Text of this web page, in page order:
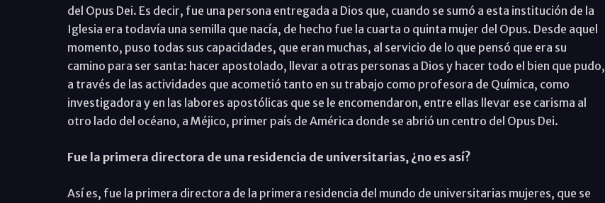
del Opus Dei. Es decir, fue una persona entregada a Dios que, cuando se sumó a esta institución de la
Iglesia era todavía una semilla que nacía, de hecho fue la cuarta o quinta mujer del Opus. Desde aquel
momento, puso todas sus capacidades, que eran muchas, al servicio de lo que pensó que era su
camino para ser santa: hacer apostolado, llevar a otras personas a Dios y hacer todo el bien que pudo,
a través de las actividades que acometió tanto en su trabajo como profesora de Química, como
investigadora y en las labores apostólicas que se le encomendaron, entre ellas llevar ese carisma al
otro lado del océano, a Méjico, primer país de América donde se abrió un centro del Opus Dei.
Fue la primera directora de una residencia de universitarias, ¿no es así?
Así es, fue la primera directora de la primera residencia del mundo de universitarias mujeres, que se